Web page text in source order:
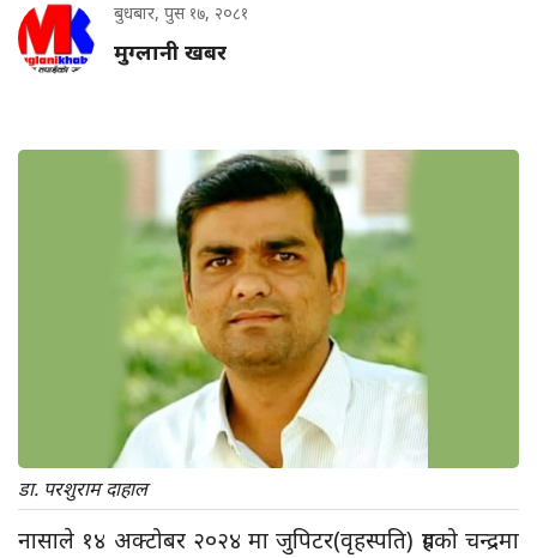
बुधबार, पुस १७, २०८१
मुग्लानी खबर
डा. परशुराम दाहाल
नासाले १४ अक्टोबर २०२४ मा जुपिटर(वृहस्पति) ग्रहको चन्द्रमा